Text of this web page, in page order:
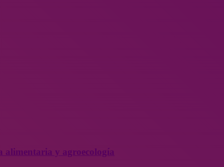
alimentaria y agroecología